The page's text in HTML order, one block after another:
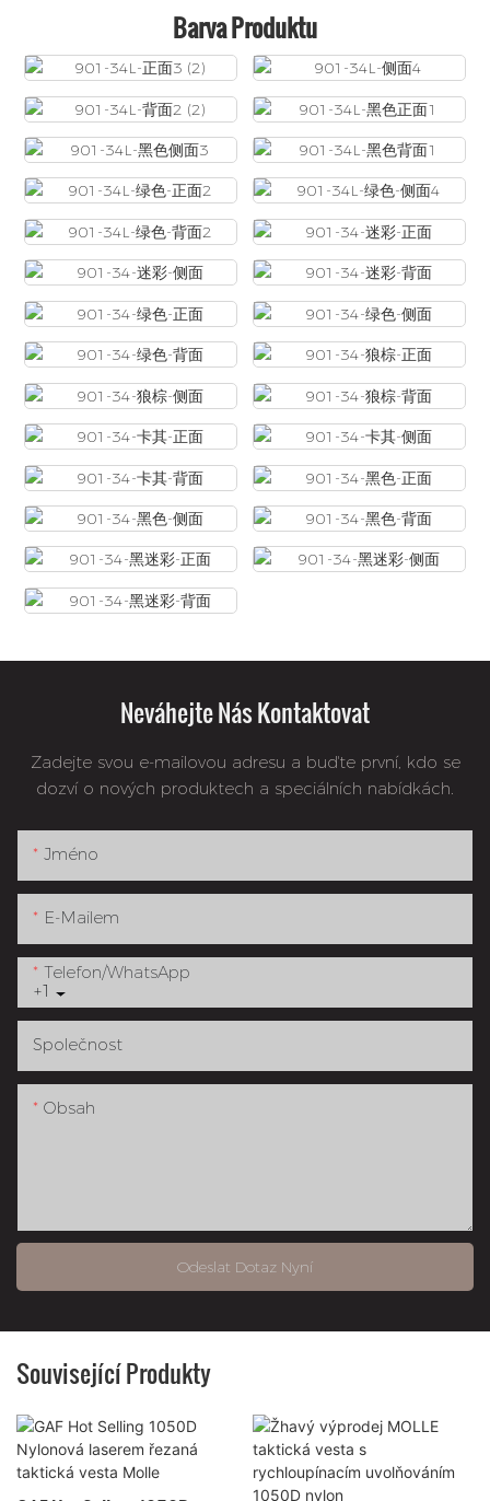
Barva Produktu
Neváhejte Nás Kontaktovat
Zadejte svou e-mailovou adresu a buďte první, kdo se
dozví o nových produktech a speciálních nabídkách.
Jméno
E-Mailem
+1
Telefon/whatsApp
Společnost
Obsah
Odeslat Dotaz Nyní
Související Produkty